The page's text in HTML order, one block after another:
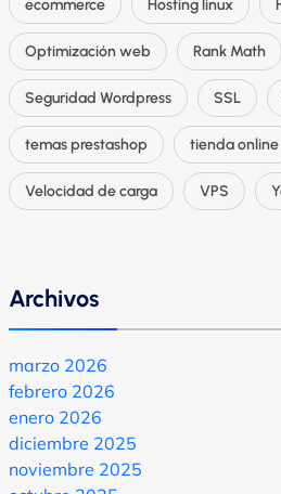
ecommerce Hosting linux
Optimización web Rank Math
Seguridad Wordpress SSL
temas prestashop tienda online
Velocidad de carga VPS
Archivos
marzo 2026
febrero 2026
enero 2026
diciembre 2025
noviembre 2025